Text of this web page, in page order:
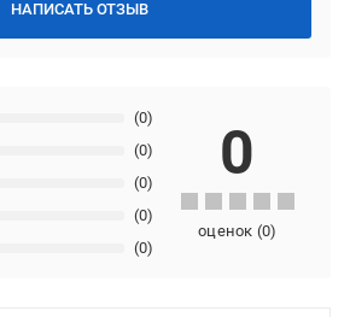
НАПИСАТЬ ОТЗЫВ
(0)
(0)
(0)
(0)
(0)
0
оценок (0)